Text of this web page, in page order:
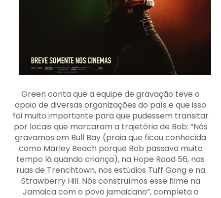
Green conta que a equipe de gravação teve o
apoio de diversas organizações do país e que isso
foi muito importante para que pudessem transitar
por locais que marcaram a trajetória de Bob: “Nós
gravamos em Bull Bay (praia que ficou conhecida
como Marley Beach porque Bob passava muito
tempo lá quando criança), na Hope Road 56, nas
ruas de Trenchtown, nos estúdios Tuff Gong e na
Strawberry Hill. Nós construímos esse filme na
Jamaica com o povo jamaicano”, completa o